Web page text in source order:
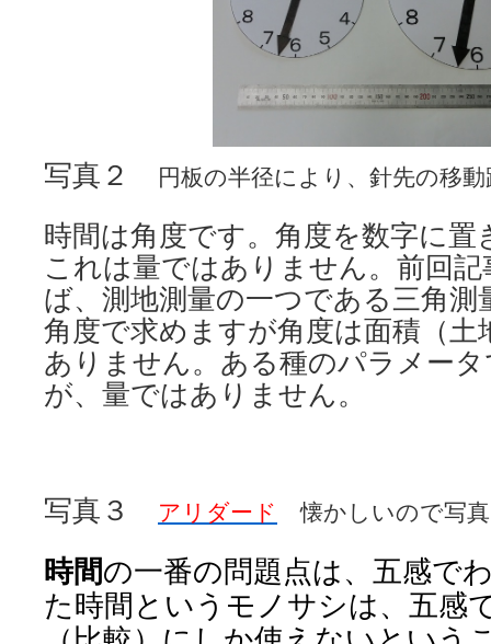
写真２ 円板の半径により、針先の移
時間は角度です。角度を数字に
これは量ではありません。前回
ば、測地測量の一つである三角測
角度で求めますが角度は面積（土
ありません。ある種のパラメー
が、量ではありません。
写真３ アリダード 懐かしいので写
時間の一番の問題点は、五感で
た時間というモノサシは、五感